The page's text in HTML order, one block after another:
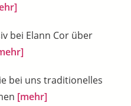
bei Elann Cor über
bei uns traditionelles
[mehr]